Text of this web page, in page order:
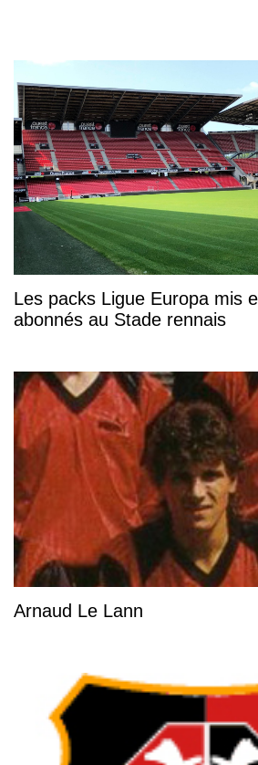
Les packs Ligue Europa mis
abonnés au Stade rennais
Arnaud Le Lann